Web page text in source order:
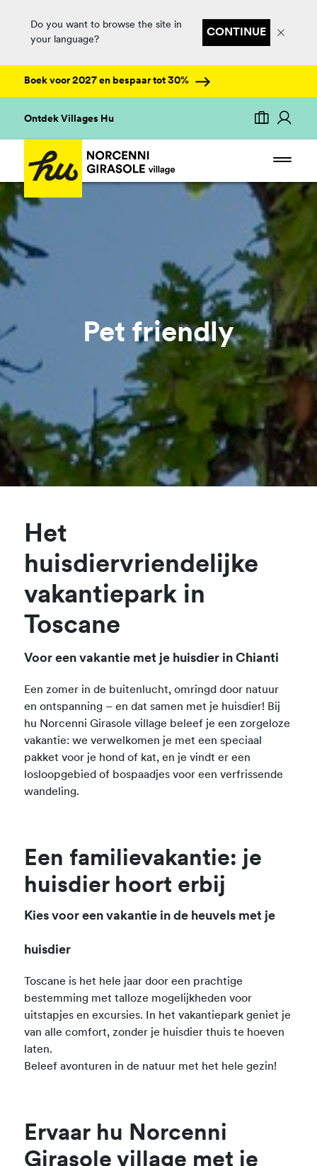
Do you want to browse the site in
your language?
CONTINUE
Boek voor 2027 en bespaar tot 30%
Ontdek Villages Hu
Pet friendly
Het
huisdiervriendelijke
vakantiepark in
Toscane
Voor een vakantie met je huisdier in Chianti
Een zomer in de buitenlucht, omringd door natuur
en ontspanning – en dat samen met je huisdier! Bij
hu Norcenni Girasole village beleef je een zorgeloze
vakantie: we verwelkomen je met een speciaal
pakket voor je hond of kat, en je vindt er een
losloopgebied of bospaadjes voor een verfrissende
wandeling.
Een familievakantie: je
huisdier hoort erbij
Kies voor een vakantie in de heuvels met je
huisdier
Toscane is het hele jaar door een prachtige
bestemming met talloze mogelijkheden voor
uitstapjes en excursies. In het vakantiepark geniet je
van alle comfort, zonder je huisdier thuis te hoeven
laten.
Beleef avonturen in de natuur met het hele gezin!
Ervaar hu Norcenni
Girasole village met je